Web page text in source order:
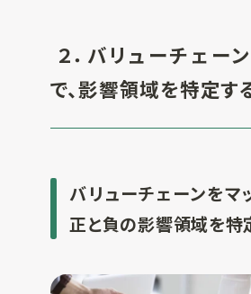
２．バリューチェー
で、影響領域を特定す
バリューチェーンをマ
正と負の影響領域を特